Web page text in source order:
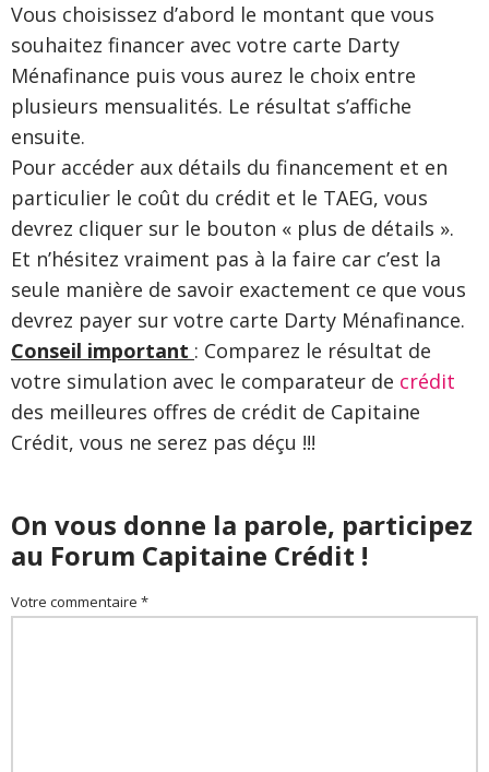
Vous choisissez d’abord le montant que vous
souhaitez financer avec votre carte Darty
Ménafinance puis vous aurez le choix entre
plusieurs mensualités. Le résultat s’affiche
ensuite.
Pour accéder aux détails du financement et en
particulier le coût du crédit et le TAEG, vous
devrez cliquer sur le bouton « plus de détails ».
Et n’hésitez vraiment pas à la faire car c’est la
seule manière de savoir exactement ce que vous
devrez payer sur votre carte Darty Ménafinance.
Conseil important : Comparez le résultat de
votre simulation avec le comparateur de crédit
des meilleures offres de crédit de Capitaine
Crédit, vous ne serez pas déçu !!!
On vous donne la parole, participez
au Forum Capitaine Crédit !
Votre commentaire *